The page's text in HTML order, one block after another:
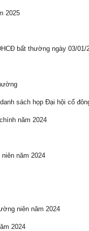
2025
bất thường ngày 03/01/
sách họp Đại hội cổ
năm 2024
năm 2024
niên năm 2024
2024